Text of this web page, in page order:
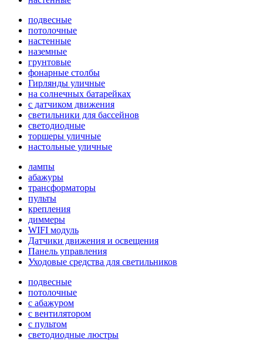
подвесные
потолочные
настенные
наземные
грунтовые
фонарные столбы
Гирлянды уличные
на солнечных батарейках
с датчиком движения
светильники для бассейнов
светодиодные
торшеры уличные
настольные уличные
лампы
абажуры
трансформаторы
пульты
крепления
диммеры
WIFI модуль
Датчики движения и освещения
Панель управления
Уходовые средства для светильников
подвесные
потолочные
с абажуром
с вентилятором
с пультом
светодиодные люстры